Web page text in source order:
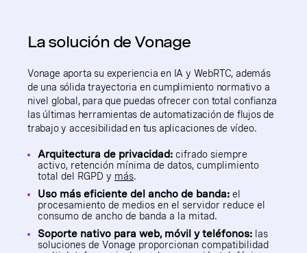
La solución de Vonage
Vonage aporta su experiencia en IA y WebRTC, además
de una sólida trayectoria en cumplimiento normativo a
nivel global, para que puedas ofrecer con total confianza
las últimas herramientas de automatización de flujos de
trabajo y accesibilidad en tus aplicaciones de vídeo.
Arquitectura de privacidad: cifrado siempre
activo, retención mínima de datos, cumplimiento
total del RGPD y más.
Uso más eficiente del ancho de banda: el
procesamiento de medios en el servidor reduce el
consumo de ancho de banda a la mitad.
Soporte nativo para web, móvil y teléfonos: las
soluciones de Vonage proporcionan compatibilidad